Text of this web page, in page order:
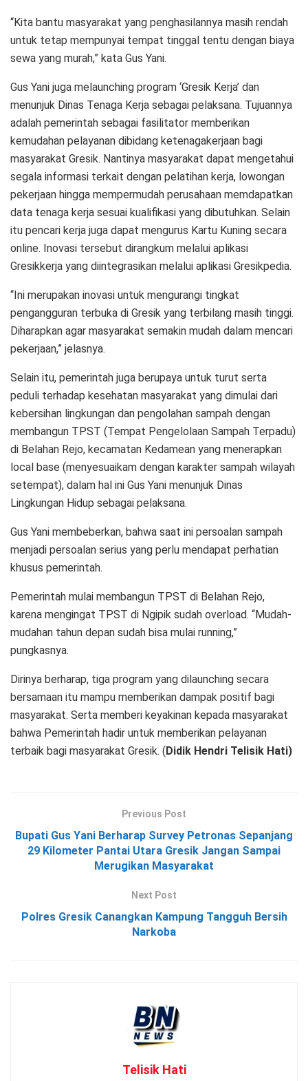
“Kita bantu masyarakat yang penghasilannya masih rendah
untuk tetap mempunyai tempat tinggal tentu dengan biaya
sewa yang murah,” kata Gus Yani.
Gus Yani juga melaunching program ‘Gresik Kerja’ dan
menunjuk Dinas Tenaga Kerja sebagai pelaksana. Tujuannya
adalah pemerintah sebagai fasilitator memberikan
kemudahan pelayanan dibidang ketenagakerjaan bagi
masyarakat Gresik. Nantinya masyarakat dapat mengetahui
segala informasi terkait dengan pelatihan kerja, lowongan
pekerjaan hingga mempermudah perusahaan memdapatkan
data tenaga kerja sesuai kualifikasi yang dibutuhkan. Selain
itu pencari kerja juga dapat mengurus Kartu Kuning secara
online. Inovasi tersebut dirangkum melalui aplikasi
Gresikkerja yang diintegrasikan melalui aplikasi Gresikpedia.
“Ini merupakan inovasi untuk mengurangi tingkat
pengangguran terbuka di Gresik yang terbilang masih tinggi.
Diharapkan agar masyarakat semakin mudah dalam mencari
pekerjaan,” jelasnya.
Selain itu, pemerintah juga berupaya untuk turut serta
peduli terhadap kesehatan masyarakat yang dimulai dari
kebersihan lingkungan dan pengolahan sampah dengan
membangun TPST (Tempat Pengelolaan Sampah Terpadu)
di Belahan Rejo, kecamatan Kedamean yang menerapkan
local base (menyesuaikam dengan karakter sampah wilayah
setempat), dalam hal ini Gus Yani menunjuk Dinas
Lingkungan Hidup sebagai pelaksana.
Gus Yani membeberkan, bahwa saat ini persoalan sampah
menjadi persoalan serius yang perlu mendapat perhatian
khusus pemerintah.
Pemerintah mulai membangun TPST di Belahan Rejo,
karena mengingat TPST di Ngipik sudah overload. “Mudah-
mudahan tahun depan sudah bisa mulai running,”
pungkasnya.
Dirinya berharap, tiga program yang dilaunching secara
bersamaan itu mampu memberikan dampak positif bagi
masyarakat. Serta memberi keyakinan kepada masyarakat
bahwa Pemerintah hadir untuk memberikan pelayanan
terbaik bagi masyarakat Gresik. ( Didik Hendri Telisik Hati)
Previous Post
Bupati Gus Yani Berharap Survey Petronas Sepanjang
29 Kilometer Pantai Utara Gresik Jangan Sampai
Merugikan Masyarakat
Next Post
Polres Gresik Canangkan Kampung Tangguh Bersih
Narkoba
Telisik Hati